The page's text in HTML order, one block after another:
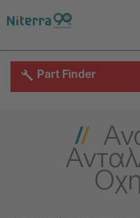
to
to
to
Part Finder